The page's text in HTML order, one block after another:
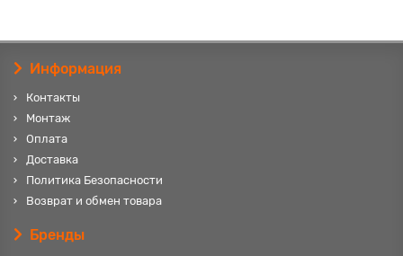
Информация
Контакты
Монтаж
Оплата
Доставка
Политика Безопасности
Возврат и обмен товара
Бренды